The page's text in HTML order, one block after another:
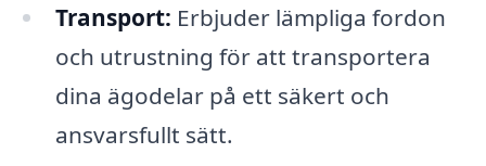
Transport: Erbjuder lämpliga fordon
och utrustning för att transportera
dina ägodelar på ett säkert och
ansvarsfullt sätt.